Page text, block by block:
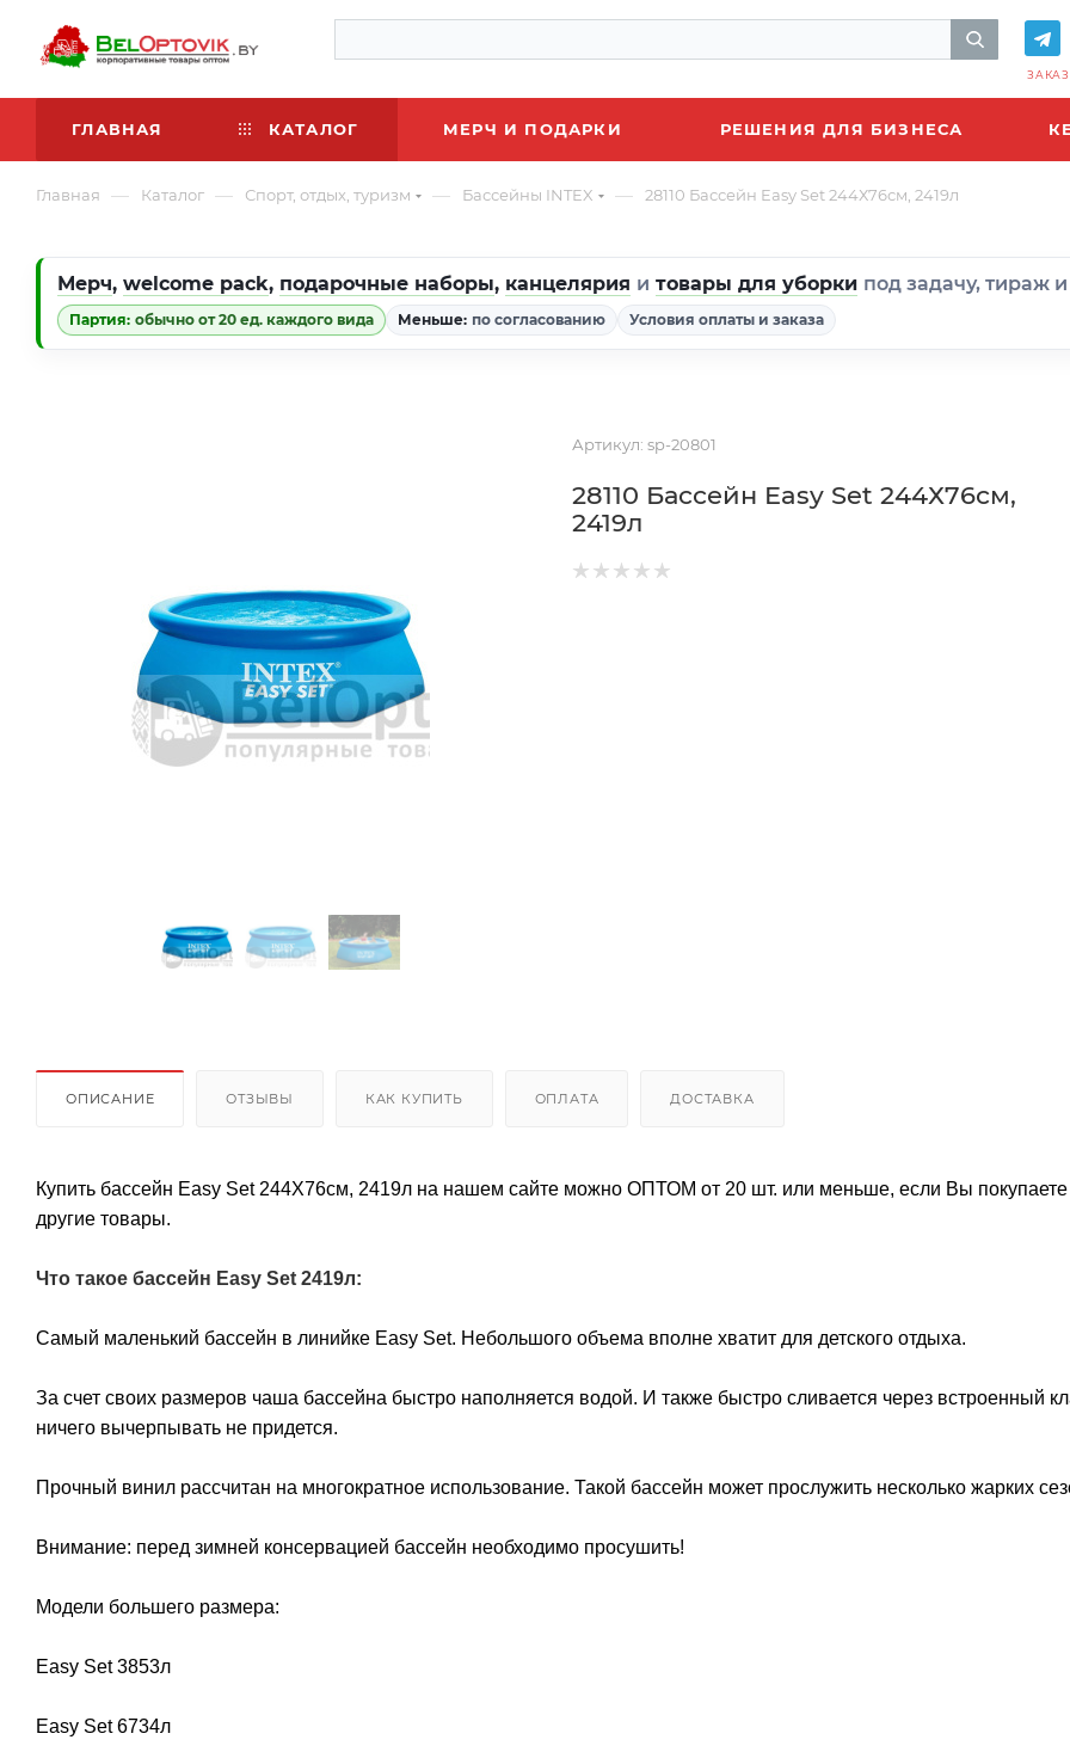
ГЛАВНАЯ КАТАЛОГ МЕРЧ И ПОДАРКИ РЕШЕНИЯ ДЛЯ БИЗНЕСА
Главная — Каталог — Спорт, отдых, туризм — Бассейны INTEX — 28110 Бассейн Easy Set 244Х76см, 2419л
Мерч, welcome pack, подарочные наборы, канцелярия и товары для уборки под задачу, тираж
Партия: обычно от 20 ед. каждого вида Меньше: по согласованию Условия оплаты и заказа
Артикул: sp-20801
28110 Бассейн Easy Set 244Х76см,
2419л
ОПИСАНИЕ ОТЗЫВЫ КАК КУПИТЬ ОПЛАТА ДОСТАВКА
Купить бассейн Easy Set 244Х76см, 2419л на нашем сайте можно ОПТОМ от 20 шт. или меньше, если Вы покупаете
другие товары.
Что такое бассейн Easy Set 2419л:
Самый маленький бассейн в линийке Easy Set. Небольшого объема вполне хватит для детского отдыха.
За счет своих размеров чаша бассейна быстро наполняется водой. И также быстро сливается через встроенный
ничего вычерпывать не придется.
Прочный винил рассчитан на многократное использование. Такой бассейн может прослужить несколько жарких
Внимание: перед зимней консервацией бассейн необходимо просушить!
Модели большего размера:
Easy Set 3853л
Easy Set 6734л